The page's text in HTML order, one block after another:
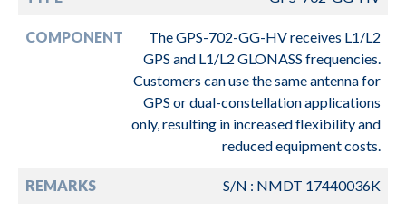
COMPONENT
The GPS-702-GG-HV receives L1/L2
GPS and L1/L2 GLONASS frequencies.
Customers can use the same antenna for
GPS or dual-constellation applications
only, resulting in increased flexibility and
reduced equipment costs.
REMARKS S/N : NMDT 17440036K